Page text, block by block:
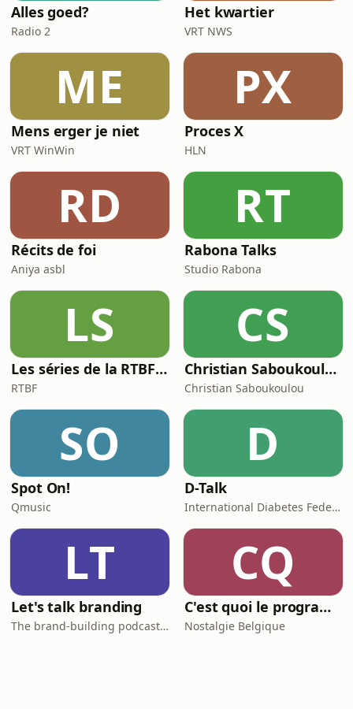
Alles goed?
Radio 2
Het kwartier
VRT NWS
ME
Mens erger je niet
VRT WinWin
PX
Proces X
HLN
RD
Récits de foi
Aniya asbl
RT
Rabona Talks
Studio Rabona
LS
Les séries de la RTBF : Histoire(s)
RTBF
CS
Christian Saboukoulou
Christian Saboukoulou
SO
Spot On!
Qmusic
D
D-Talk
International Diabetes Federation
LT
Let's talk branding
The brand-building podcast by Stef Hamerlinck
CQ
C'est quoi le programme au cinéma ?
Nostalgie Belgique